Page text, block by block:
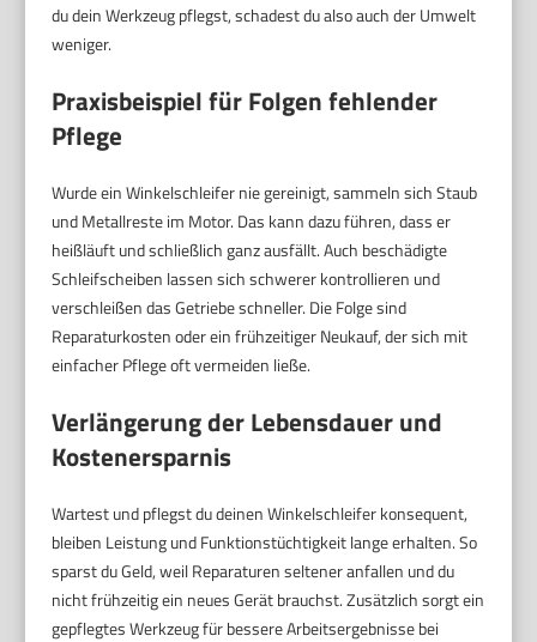
du dein Werkzeug pflegst, schadest du also auch der Umwelt
weniger.
Praxisbeispiel für Folgen fehlender
Pflege
Wurde ein Winkelschleifer nie gereinigt, sammeln sich Staub
und Metallreste im Motor. Das kann dazu führen, dass er
heißläuft und schließlich ganz ausfällt. Auch beschädigte
Schleifscheiben lassen sich schwerer kontrollieren und
verschleißen das Getriebe schneller. Die Folge sind
Reparaturkosten oder ein frühzeitiger Neukauf, der sich mit
einfacher Pflege oft vermeiden ließe.
Verlängerung der Lebensdauer und
Kostenersparnis
Wartest und pflegst du deinen Winkelschleifer konsequent,
bleiben Leistung und Funktionstüchtigkeit lange erhalten. So
sparst du Geld, weil Reparaturen seltener anfallen und du
nicht frühzeitig ein neues Gerät brauchst. Zusätzlich sorgt ein
gepflegtes Werkzeug für bessere Arbeitsergebnisse bei